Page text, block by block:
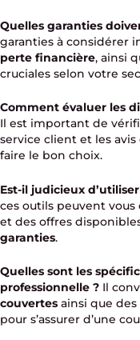
Quelles garanties
garanties à considérer
perte financière, ainsi
cruciales selon votre
Comment évaluer les
Il est important de
service client et les avis
faire le bon choix.
Est-il judicieux
ces outils peuvent vous
et des offres
garanties.
Quelles sont les
professionnelle ? Il
couvertes ainsi que des
pour s’assurer d’une